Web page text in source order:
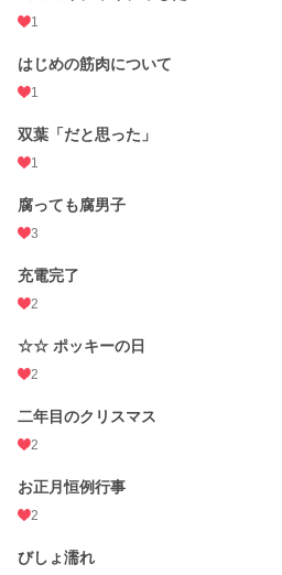
1
はじめの筋肉について
1
双葉「だと思った」
1
腐っても腐男子
3
充電完了
2
☆☆ ポッキーの日
2
二年目のクリスマス
2
お正月恒例行事
2
びしょ濡れ